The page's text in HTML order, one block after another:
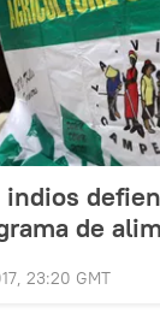
de
23:20 GMT